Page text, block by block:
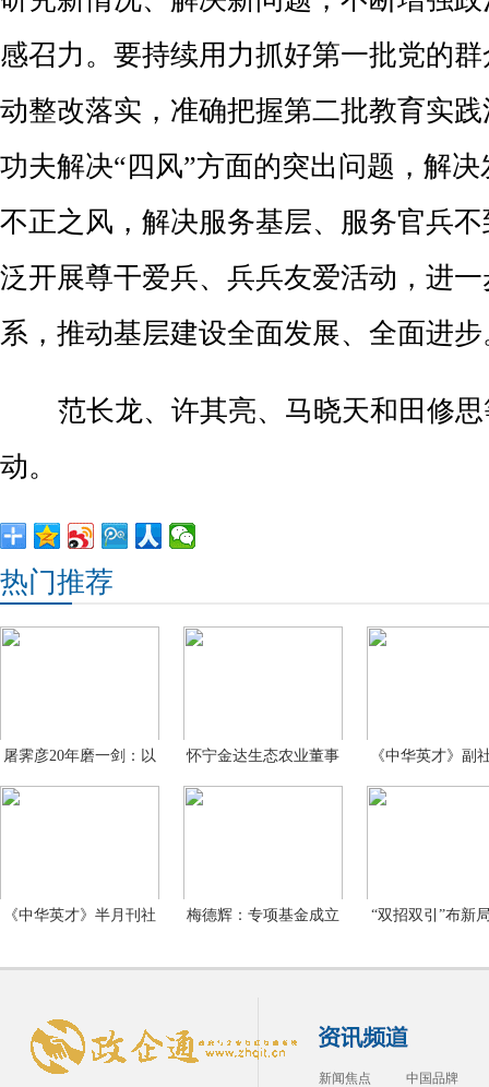
感召力。要持续用力抓好第一批党的
动整改落实，准确把握第二批教育实
功夫解决“四风”方面的突出问题，解
不正之风，解决服务基层、服务官兵
泛开展尊干爱兵、兵兵友爱活动，进
系，推动基层建设全面发展、全面进步
范长龙、许其亮、马晓天和田修
动。
热门推荐
屠霁彦20年磨一剑：以
洲泉
怀宁金达生态农业董事
长
《中华英才》副
礼
《中华英才》半月刊社
梅德辉：专项基金成立
“双招双引”布新
新闻焦点 中国品牌